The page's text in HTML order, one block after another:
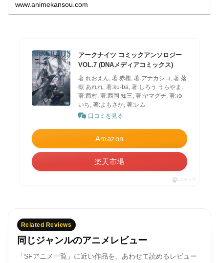
www.animekansou.com
アークナイツ コミックアンソロジー
VOL.7 (DNAメディアコミックス)
著:れおえん, 著:赤樫, 著:アナカシコ, 著:落
槻 あれれ, 著:ku-ba, 著:しろう うらやま,
著:酉村, 著:西岡 知三, 著:ヤマグチ, 著:ゆ
いち, 著:よもさか, 著:レム
口コミを見る
Amazon
楽天市場
ポチップ
Related Reviews
同じジャンルのアニメレビュー
「SFアニメ一覧」に近い作品を、あわせて読めるレビュー